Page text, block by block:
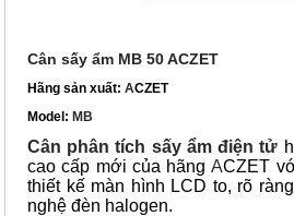
Cân sấy ẩm MB 50 ACZET
Hãng sản xuất: ACZET
Model: MB
Cân phân tích sấy ẩm điện tử
cao cấp mới của hãng ACZET
thiết kế màn hình LCD to, rõ
nghệ đèn halogen.